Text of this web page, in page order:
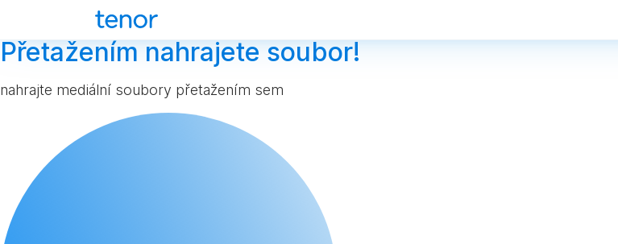
Přetažením nahrajete soubor!
nahrajte mediální soubory přetažením sem